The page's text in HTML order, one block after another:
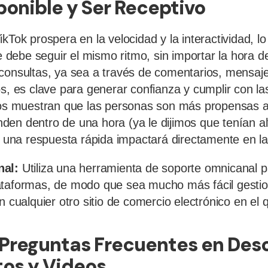
y Ser Receptivo
prospera en la velocidad y la interactividad,
debe seguir el mismo ritmo, sin importar la hora
ya sea a través de comentarios,
es clave para generar confianza y cumplir con
muestran que las personas son más propensas
dentro de una hora (ya le dijimos que tenían
respuesta rápida impactará directamente en
Utiliza una herramienta de soporte omnicanal
de modo que sea mucho más fácil
cualquier otro sitio de comercio electrónico en el
Frecuentes en